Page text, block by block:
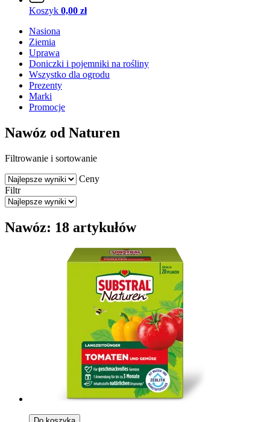
Koszyk 0,00 zł
Nasiona
Ziemia
Uprawa
Doniczki i pojemniki na rośliny
Wszystko dla ogrodu
Prezenty
Marki
Promocje
Nawóz od Naturen
Filtrowanie i sortowanie
Ceny
Filtr
Nawóz: 18 artykułów